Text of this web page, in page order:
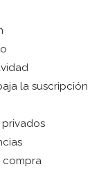
la suscripción
privados
compra